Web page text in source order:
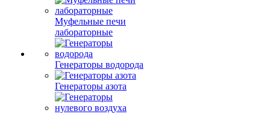
Муфельные печи
лабораторные
Генераторы водорода
Генераторы азота